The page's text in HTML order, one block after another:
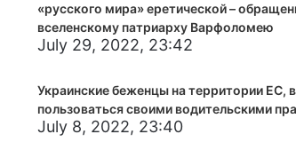
«русского мира» еретической –
вселенскому патриарху Варфоломею
July 29, 2022, 23:42
Украинские беженцы на территории ЕС,
пользоваться своими водительскими
July 8, 2022, 23:40